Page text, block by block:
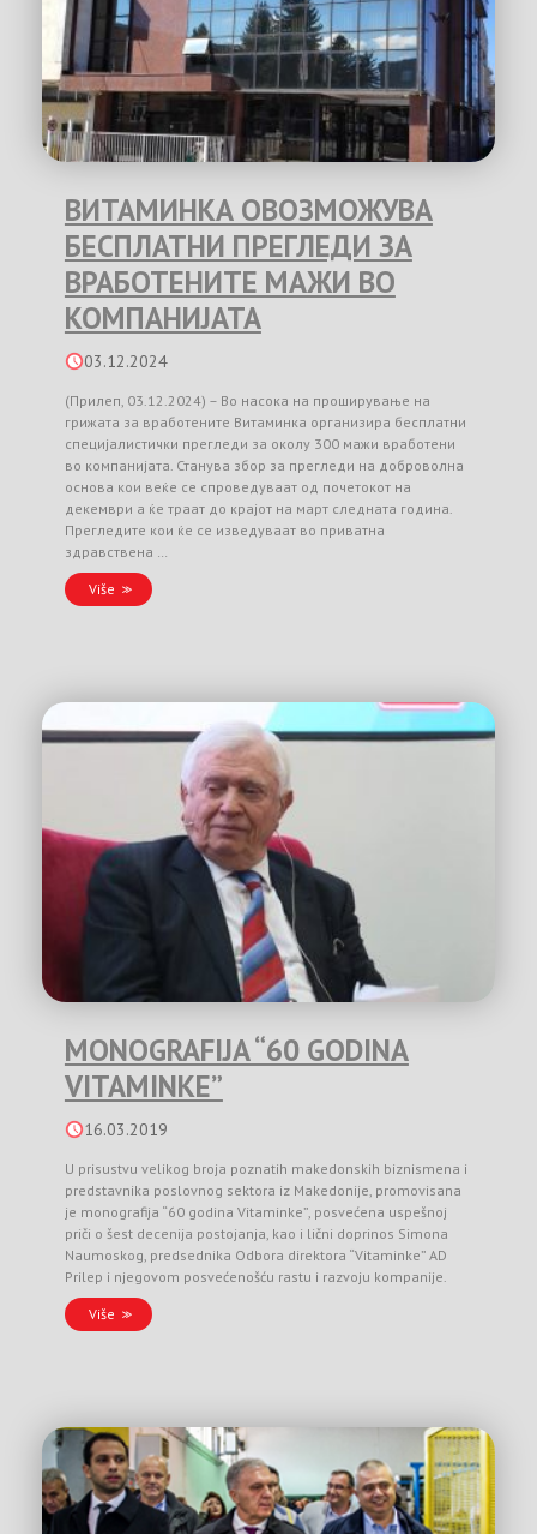
ВИТАМИНКА ОВОЗМОЖУВА
БЕСПЛАТНИ ПРЕГЛЕДИ ЗА
ВРАБОТЕНИТЕ МАЖИ ВО
КОМПАНИЈАТА
03.12.2024
(Прилеп, 03.12.2024) – Во насока на проширување на
грижата за вработените Витаминка организира бесплатни
специјалистички прегледи за околу 300 мажи вработени
во компанијата. Станува збор за прегледи на доброволна
основа кои веќе се спроведуваат од почетокот на
декември а ќе траат до крајот на март следната година.
Прегледите кои ќе се изведуваат во приватна
здравствена …
Više
MONOGRAFIJA “60 GODINA
VITAMINKE”
16.03.2019
U prisustvu velikog broja poznatih makedonskih biznismena i
predstavnika poslovnog sektora iz Makedonije, promovisana
je monografija “60 godina Vitaminke”, posvećena uspešnoj
priči o šest decenija postojanja, kao i lični doprinos Simona
Naumoskog, predsednika Odbora direktora “Vitaminke” AD
Prilep i njegovom posvećenošću rastu i razvoju kompanije.
Više